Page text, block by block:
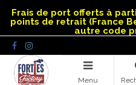
Frais de port offerts à
points de retrait (France
autre code
Menu